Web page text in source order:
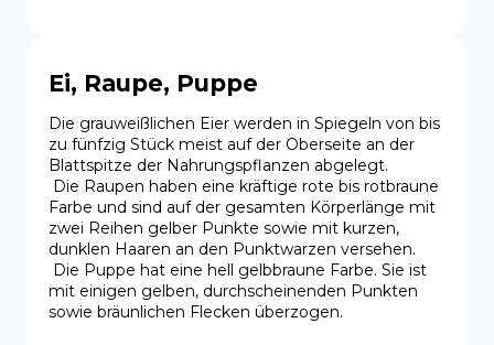
Ei, Raupe, Puppe
Die grauweißlichen Eier werden in Spiegeln von bis
zu fünfzig Stück meist auf der Oberseite an der
Blattspitze der Nahrungspflanzen abgelegt.
Farbe und sind auf der gesamten Körperlänge mit
zwei Reihen gelber Punkte sowie mit kurzen,
dunklen Haaren an den Punktwarzen versehen.
mit einigen gelben, durchscheinenden Punkten
sowie bräunlichen Flecken überzogen.